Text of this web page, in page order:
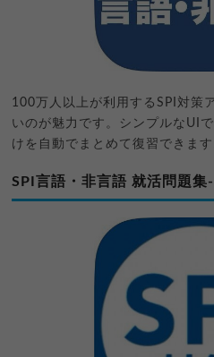
100万人以上が利用するSPI対策
いのが魅力です。シンプルなUI
けを自動でまとめて復習できます
SPI言語・非言語 就活問題集